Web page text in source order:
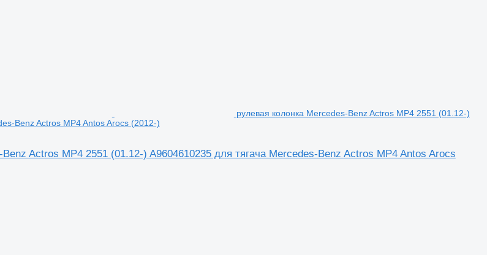
рулевая колонка Mercedes-Benz Actros MP4 2551 (01.12-)
Benz Actros MP4 Antos Arocs (2012-)
Actros MP4 2551 (01.12-) A9604610235 для тягача Mercedes-Benz Actros MP4 Antos Arocs